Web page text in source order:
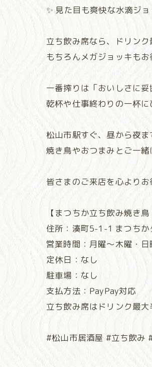
✨ 見た目も爽快な水滴ジョ
立ち飲み席なら、ドリン
もちろんメガジョッキもお
一番搾りは「おいしさに
乾杯や仕事終わりの一杯に
松山市駅すぐ、昼から夜ま
焼き鳥やおつまみとご一
皆さまのご来店を心よりお
【まつちか立ち飲み焼き鳥
住所：湊町5-1-1 まつちか
営業時間：月曜～木曜・
定休日：なし
駐車場：なし
支払方法：PayPay対応
立ち飲み席はドリンク最大
#松山市居酒屋 #立ち飲み